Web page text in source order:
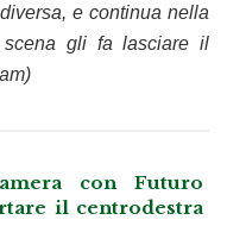
e continua nella
gli fa lasciare il
con Futuro
il centrodestra